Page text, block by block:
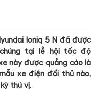
Ioniq 5 N đã được
tại lễ hội tốc độ
này được quảng cáo là
xe điện đối thủ nào,
thú vị.